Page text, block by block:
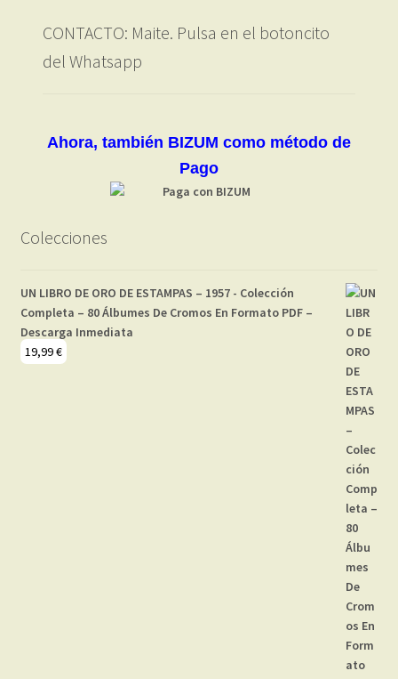
CONTACTO: Maite. Pulsa en el botoncito
del Whatsapp
Ahora, también BIZUM como método de
Pago
Colecciones
UN LIBRO DE ORO DE ESTAMPAS – 1957 - Colección
Completa – 80 Álbumes De Cromos En Formato PDF –
Descarga Inmediata
19,99€